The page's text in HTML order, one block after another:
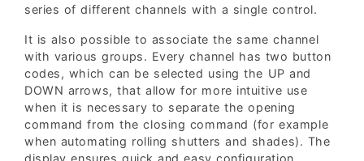
series of different channels with a single control.
It is also possible to associate the same channel
with various groups. Every channel has two button
codes, which can be selected using the UP and
DOWN arrows, that allow for more intuitive use
when it is necessary to separate the opening
command from the closing command (for example
when automating rolling shutters and shades). The
display ensures quick and easy configuration,